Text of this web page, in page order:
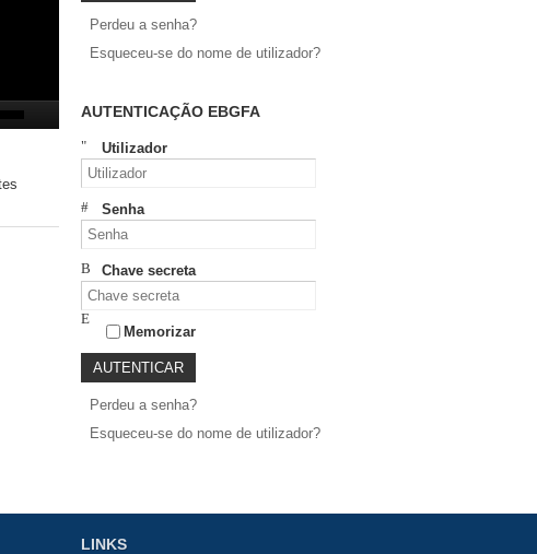
Perdeu a senha?
Esqueceu-se do nome de utilizador?
AUTENTICAÇÃO EBGFA
Utilizador
Senha
Chave secreta
Memorizar
Perdeu a senha?
Esqueceu-se do nome de utilizador?
LINKS